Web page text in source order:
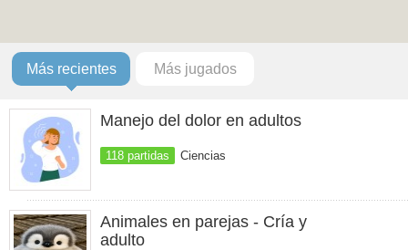
Más recientes Más jugados
Manejo del dolor en adultos
118 partidas Ciencias
Animales en parejas - Cría y
adulto